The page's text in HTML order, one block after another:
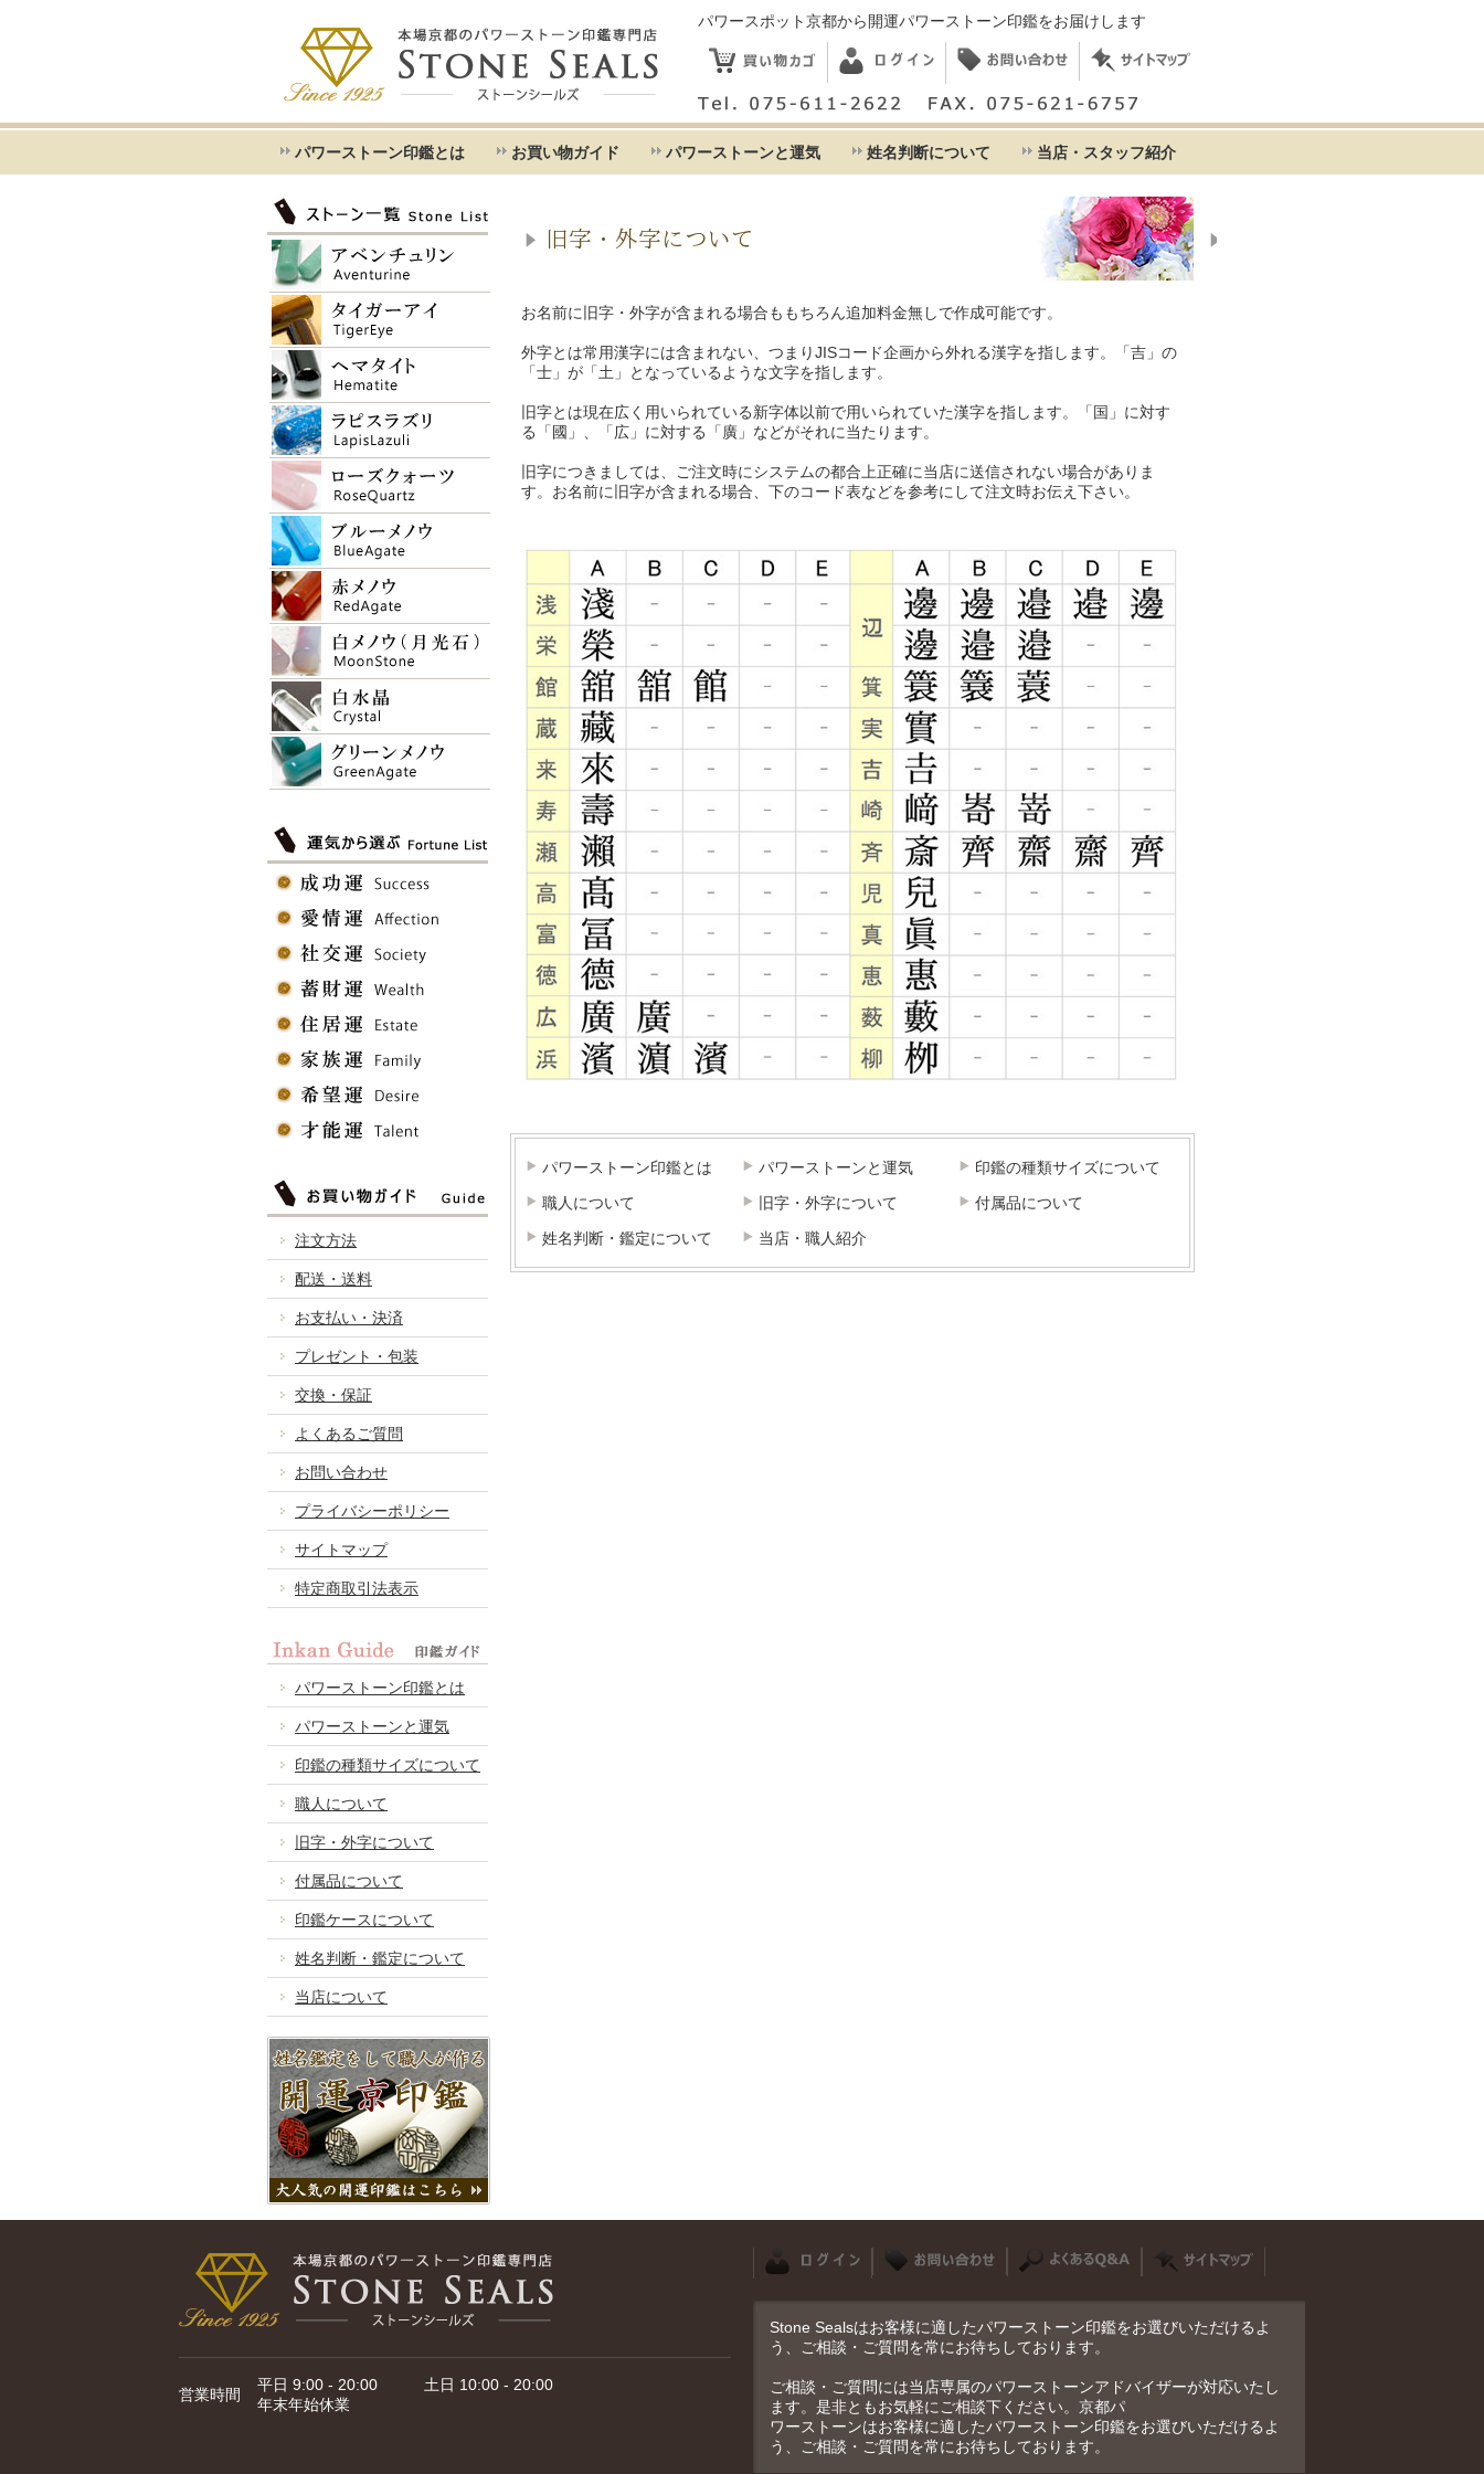
パワースポット京都から開運パワーストーン印鑑をお届けします
パワーストーン印鑑とは お買い物ガイド パワーストーンと運気 姓名判断について 当店・スタッフ紹介
旧字・外字について
お名前に旧字・外字が含まれる場合ももちろん追加料金無しで作成可能です。
外字とは常用漢字には含まれない、つまりJISコード企画から外れる漢字を指します。「吉」の
「士」が「土」となっているような文字を指します。
旧字とは現在広く用いられている新字体以前で用いられていた漢字を指します。「国」に対す
る「國」、「広」に対する「廣」などがそれに当たります。
旧字につきましては、ご注文時にシステムの都合上正確に当店に送信されない場合がありま
す。お名前に旧字が含まれる場合、下のコード表などを参考にして注文時お伝え下さい。
パワーストーン印鑑とは パワーストーンと運気
印鑑の種類サイズについて
職人について
旧字・外字について
付属品について
姓名判断・鑑定について
当店・職人紹介
注文方法
配送・送料
お支払い・決済
プレゼント・包装
交換・保証
よくあるご質問
お問い合わせ
プライバシーポリシー
サイトマップ
特定商取引法表示
パワーストーン印鑑とは
パワーストーンと運気
印鑑の種類サイズについて
職人について
旧字・外字について
付属品について
印鑑ケースについて
姓名判断・鑑定について
当店について
営業時間
平日 9:00 - 20:00 土日 10:00 - 20:00
年末年始休業
Stone Sealsはお客様に適したパワーストーン印鑑をお選びいただけるよ
う、ご相談・ご質問を常にお待ちしております。
ご相談・ご質問には当店専属のパワーストーンアドバイザーが対応いたし
ます。是非ともお気軽にご相談下ください。京都パ
ワーストーンはお客様に適したパワーストーン印鑑をお選びいただけるよ
う、ご相談・ご質問を常にお待ちしております。